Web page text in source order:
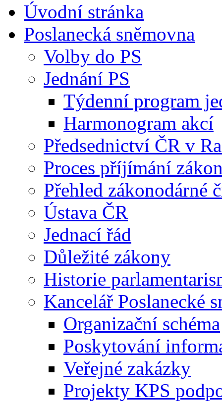
Úvodní stránka
Poslanecká sněmovna
Volby do PS
Jednání PS
Týdenní program
Harmonogram akcí
Předsednictví ČR v
Proces příjímání
Přehled zákonodárné
Ústava ČR
Jednací řád
Důležité zákony
Historie
Kancelář Poslanecké
Organizační schéma
Poskytování
Veřejné zakázky
Projekty KPS